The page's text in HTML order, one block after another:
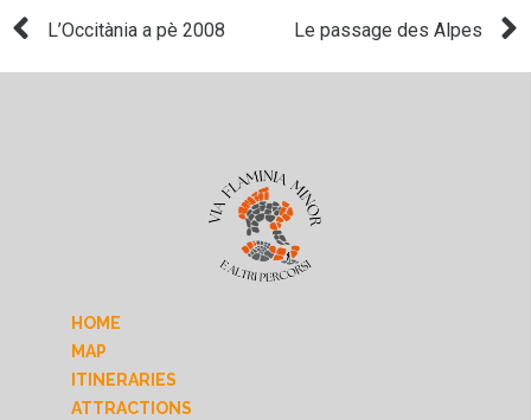
L’Occitània a pè 2008 Le passage des Alpes
HOME
MAP
ITINERARIES
ATTRACTIONS